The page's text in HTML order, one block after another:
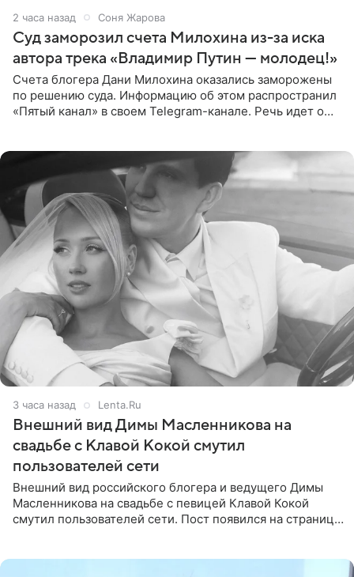
2 часа назад Соня Жарова
Суд заморозил счета Милохина из-за иска
автора трека «Владимир Путин — молодец!»
Счета блогера Дани Милохина оказались заморожены
по решению суда. Информацию об этом распространил
«Пятый канал» в своем Telegram-канале. Речь идет о
3 часа назад Lenta.Ru
Внешний вид Димы Масленникова на
свадьбе с Клавой Кокой смутил
пользователей сети
Внешний вид российского блогера и ведущего Димы
Масленникова на свадьбе с певицей Клавой Кокой
смутил пользователей сети. Пост появился на странице